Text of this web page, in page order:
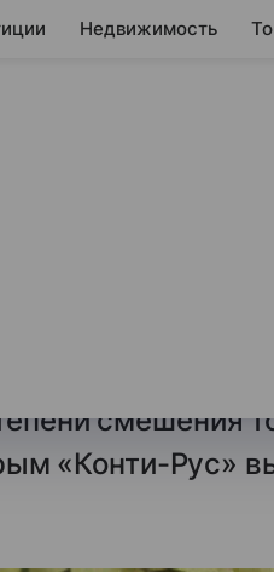
Недвижимость
бренд Bon
чипсы.
смешения
«Конти-Рус»